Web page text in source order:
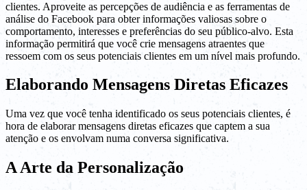
clientes. Aproveite as percepções de audiência e as ferramentas de
análise do Facebook para obter informações valiosas sobre o
comportamento, interesses e preferências do seu público-alvo. Esta
informação permitirá que você crie mensagens atraentes que
ressoem com os seus potenciais clientes em um nível mais profundo.
Elaborando Mensagens Diretas Eficazes
Uma vez que você tenha identificado os seus potenciais clientes, é
hora de elaborar mensagens diretas eficazes que captem a sua
atenção e os envolvam numa conversa significativa.
A Arte da Personalização